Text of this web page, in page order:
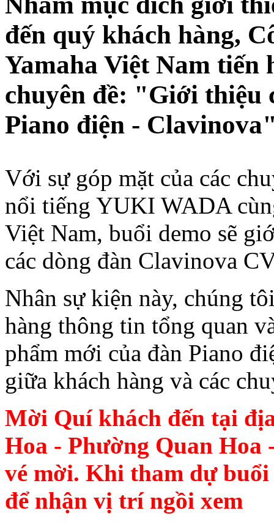
đến quý khách hàng,
Yamaha Việt Nam tiến
chuyên đề: "Giới thiệu
Piano điện -
Với sự góp mặt của các
nổi tiếng YUKI WADA
Việt Nam, buổi demo sẽ
các dòng đàn Clavinova
Nhân sự kiện này, chúng
hàng thông tin tổng quan
phẩm mới của đàn Piano
giữa khách hàng và các
Mời Quí khách đến tại
Hoa - Phường Quan Hoa
vé mời. Khi tham dự buổi
để nhận vị trí ngồi xem